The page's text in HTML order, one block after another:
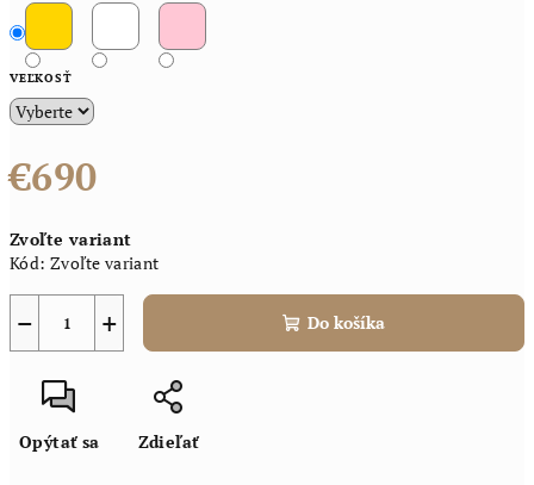
VEĽKOSŤ
€690
cena:
Zvoľte variant
Kód: Zvoľte variant
+
− Do košíka
Opýtať sa Zdieľať